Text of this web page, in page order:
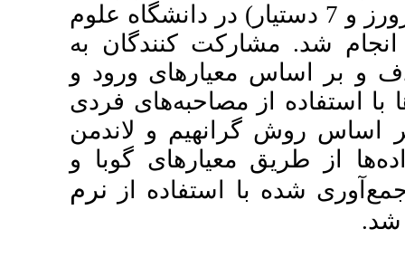
و 7 دستیار) در دانشگاه علوم
مشارکت کنندگان به
ورود و
فردی
و لاندمن
گوبا و
ازنرم